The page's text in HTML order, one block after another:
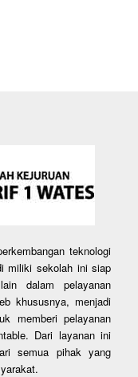
teknologi
miliki sekolah ini siap
dalam pelayanan
khususnya, menjadi
memberi pelayanan
Dari layanan ini
semua pihak yang